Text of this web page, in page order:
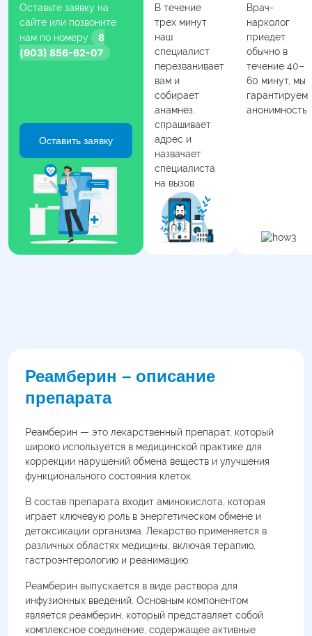
Оставьте заявку на
сайте или позвоните
нам по номеру
8
(903) 856-62-07
Оставить заявку
В течение
трех минут
наш
специалист
перезванивает
вам и
собирает
анамнез,
спрашивает
адрес и
назвачает
специалиста
на вызов
Врач-
нарколог
приедет
обычно в
течение 40–
60 минут, мы
гарантируем
анонимность
Реамберин – описание
препарата
Реамберин — это лекарственный препарат, который
широко используется в медицинской практике для
коррекции нарушений обмена веществ и улучшения
функционального состояния клеток.
В состав препарата входит аминокислота, которая
играет ключевую роль в энергетическом обмене и
детоксикации организма. Лекарство применяется в
различных областях медицины, включая терапию,
гастроэнтерологию и реанимацию.
Реамберин выпускается в виде раствора для
инфузионных введений. Основным компонентом
является реамберин, который представляет собой
комплексное соединение, содержащее активные